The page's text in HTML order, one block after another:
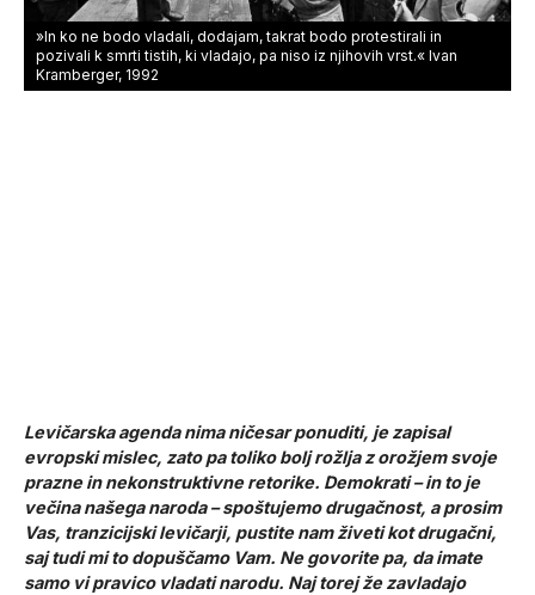
»In ko ne bodo vladali, dodajam, takrat bodo protestirali in
pozivali k smrti tistih, ki vladajo, pa niso iz njihovih vrst.« Ivan
Kramberger, 1992
Levičarska agenda nima ničesar ponuditi, je zapisal
evropski mislec, zato pa toliko bolj rožlja z orožjem svoje
prazne in nekonstruktivne retorike. Demokrati – in to je
večina našega naroda – spoštujemo drugačnost, a prosim
Vas, tranzicijski levičarji, pustite nam živeti kot drugačni,
saj tudi mi to dopuščamo Vam. Ne govorite pa, da imate
samo vi pravico vladati narodu. Naj torej že zavladajo